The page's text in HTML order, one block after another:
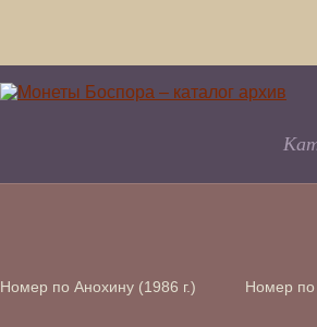
Номер по Анохину (1986 г.) Номер по